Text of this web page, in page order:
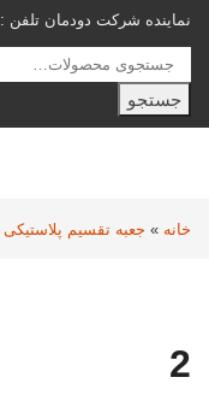
نماینده شرکت دودمان تلفن :33117913/33978598
جستجو
خانه » جعبه تقسیم پلاستیکی
2